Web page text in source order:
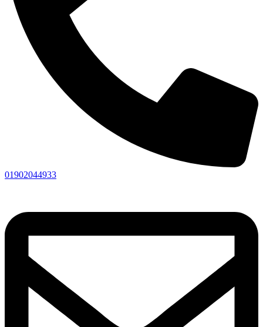
01902044933